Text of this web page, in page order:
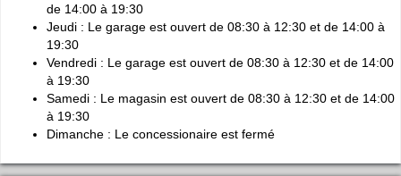
de 14:00 à 19:30
Jeudi : Le garage est ouvert de 08:30 à 12:30 et de 14:00 à
19:30
Vendredi : Le garage est ouvert de 08:30 à 12:30 et de 14:00
à 19:30
Samedi : Le magasin est ouvert de 08:30 à 12:30 et de 14:00
à 19:30
Dimanche : Le concessionaire est fermé